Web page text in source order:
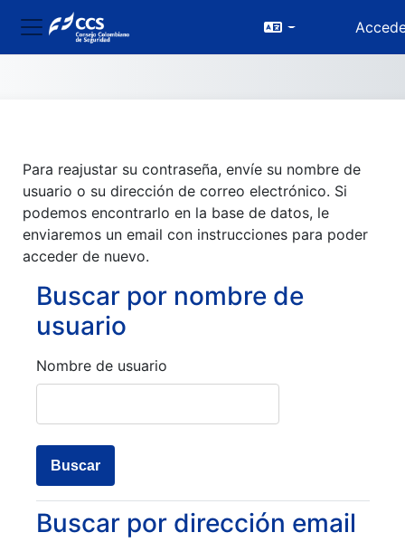
Panel lateral
Para reajustar su contraseña, envíe su nombre de
usuario o su dirección de correo electrónico. Si
podemos encontrarlo en la base de datos, le
enviaremos un email con instrucciones para poder
acceder de nuevo.
Buscar por nombre de usuario
Buscar por nombre de
usuario
Nombre de usuario
Buscar por dirección email
Buscar por dirección email